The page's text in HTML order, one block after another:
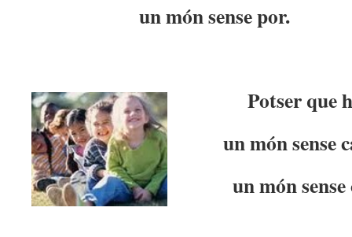
un món sense por.
Potser que
un món sense
un món